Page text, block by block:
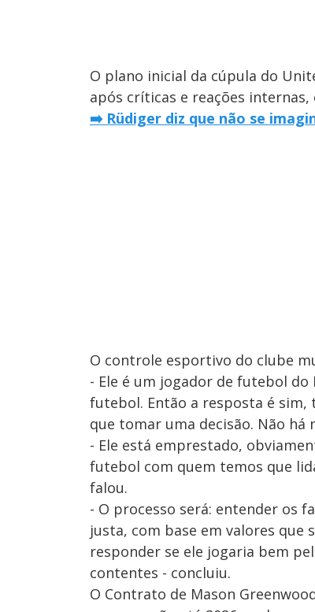
O plano inicial da cúpula do
após críticas e reações
➡️ Rüdiger diz que não se
O controle esportivo do clube
- Ele é um jogador de futebol
futebol. Então a resposta é sim,
que tomar uma decisão. Não há
- Ele está emprestado,
futebol com quem temos que
falou.
- O processo será: entender os
justa, com base em valores que
responder se ele jogaria bem
contentes - concluiu.
O Contrato de Mason